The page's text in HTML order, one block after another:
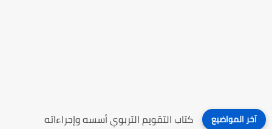
آخر المواضيع كتاب الثقة بالمعلمين